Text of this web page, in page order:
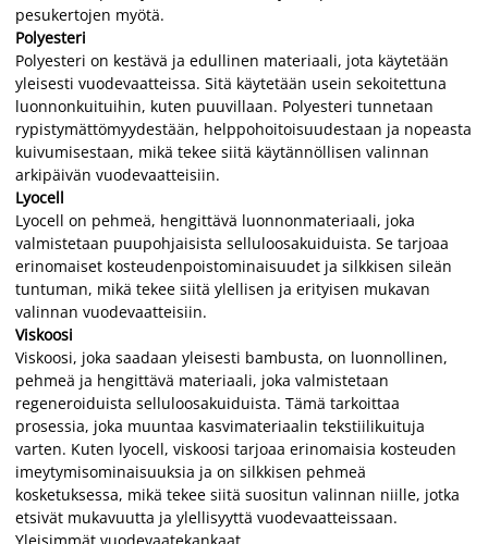
pesukertojen myötä.
Polyesteri
Polyesteri on kestävä ja edullinen materiaali, jota käytetään
yleisesti vuodevaatteissa. Sitä käytetään usein sekoitettuna
luonnonkuituihin, kuten puuvillaan. Polyesteri tunnetaan
rypistymättömyydestään, helppohoitoisuudestaan ja nopeasta
kuivumisestaan, mikä tekee siitä käytännöllisen valinnan
arkipäivän vuodevaatteisiin.
Lyocell
Lyocell on pehmeä, hengittävä luonnonmateriaali, joka
valmistetaan puupohjaisista selluloosakuiduista. Se tarjoaa
erinomaiset kosteudenpoistominaisuudet ja silkkisen sileän
tuntuman, mikä tekee siitä ylellisen ja erityisen mukavan
valinnan vuodevaatteisiin.
Viskoosi
Viskoosi, joka saadaan yleisesti bambusta, on luonnollinen,
pehmeä ja hengittävä materiaali, joka valmistetaan
regeneroiduista selluloosakuiduista. Tämä tarkoittaa
prosessia, joka muuntaa kasvimateriaalin tekstiilikuituja
varten. Kuten lyocell, viskoosi tarjoaa erinomaisia kosteuden
imeytymisominaisuuksia ja on silkkisen pehmeä
kosketuksessa, mikä tekee siitä suositun valinnan niille, jotka
etsivät mukavuutta ja ylellisyyttä vuodevaatteissaan.